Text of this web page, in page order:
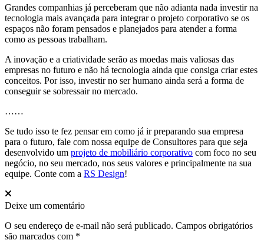
Grandes companhias já perceberam que não adianta nada investir na
tecnologia mais avançada para integrar o projeto corporativo se os
espaços não foram pensados e planejados para atender a forma
como as pessoas trabalham.
A inovação e a criatividade serão as moedas mais valiosas das
empresas no futuro e não há tecnologia ainda que consiga criar estes
conceitos. Por isso, investir no ser humano ainda será a forma de
conseguir se sobressair no mercado.
……
Se tudo isso te fez pensar em como já ir preparando sua empresa
para o futuro, fale com nossa equipe de Consultores para que seja
desenvolvido um projeto de mobiliário corporativo com foco no seu
negócio, no seu mercado, nos seus valores e principalmente na sua
equipe. Conte com a RS Design!
Deixe um comentário
O seu endereço de e-mail não será publicado. Campos obrigatórios
são marcados com *